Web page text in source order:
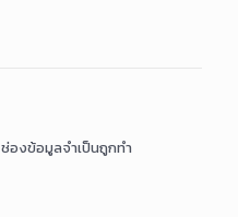
ช่องข้อมูลจำเป็นถูกทำ